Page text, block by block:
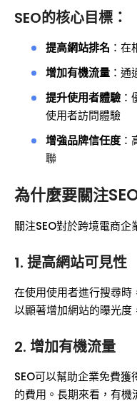
SEO的核心目標：
提高網站排名 ：
增加有機流量 ：
提升使用者體驗
使用者訪問體驗
增強品牌信任度
聯
為什麼要關注
關注SEO對於跨境電商企
1. 提高網站可見性
在使用使用者進行搜尋
以顯著增加網站的曝光度
2. 增加有機流量
SEO可以幫助企業免費
的費用。長期來看，有